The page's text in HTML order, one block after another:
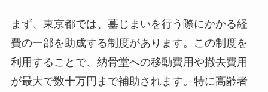
まず、東京都では、墓じまいを行う際にかかる経
費の一部を助成する制度があります。この制度を
利用することで、納骨堂への移動費用や撤去費用
が最大で数十万円まで補助されます。特に高齢者